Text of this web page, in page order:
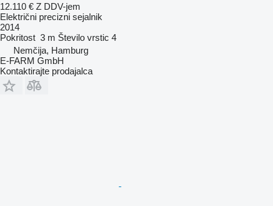
12.110 € Z DDV-jem
Električni precizni sejalnik
2014
Pokritost 3 m Število vrstic 4
Nemčija, Hamburg
E-FARM GmbH
Kontaktirajte prodajalca